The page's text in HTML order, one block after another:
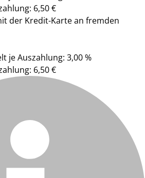
6,50 €
der Kredit-Karte an fremden
je Auszahlung: 3,00 %
6,50 €